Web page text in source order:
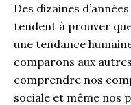
Des dizaines
tendent à prouver
une tendance
comparons aux
comprendre nos
sociale et même nos